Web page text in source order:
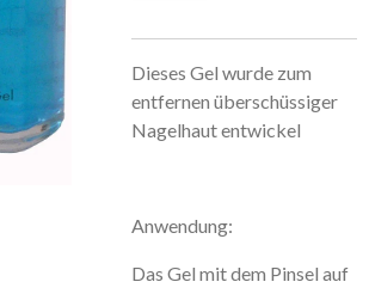
Dieses Gel wurde zum
entfernen überschüssiger
Nagelhaut entwickel
Anwendung:
Das Gel mit dem Pinsel auf